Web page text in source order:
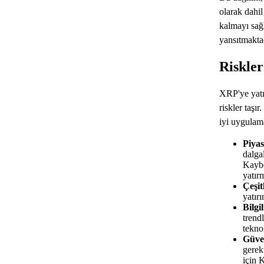
olarak
kalmayı
XRP'ye
riskler
iyi
için